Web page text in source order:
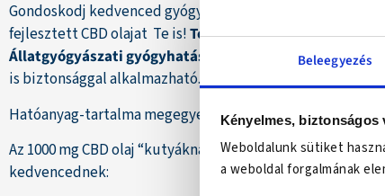
Beleegyezés
Kényelmes, biztonságos
Weboldalunk sütiket
a weboldal forgalmának
Gondoskodj kedvenced gyógyulásának támogatásáról
fejlesztett CBD olajat Te is!Természetes, THC mentes,
Állatgyógyászati gyógyhatású termék.
GMO- és
is biztonsággal alkalmazható.
Hatóanyag-tartalma megegyezik egy 10 ml-es 10%-os
Az 1000 mg CBD olaj “kutyáknak és macskáknak”
kedvencednek: